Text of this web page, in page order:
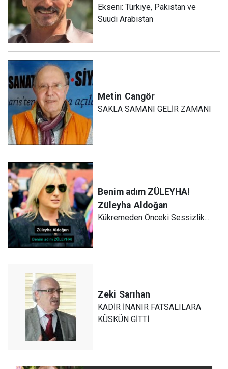
Ekseni: Türkiye, Pakistan ve
Suudi Arabistan
Metin Cangör
SAKLA SAMANI GELİR ZAMANI
Benim adım ZÜLEYHA!
Züleyha Aldoğan
Kükremeden Önceki Sessizlik...
Zeki Sarıhan
KADİR İNANIR FATSALILARA
KÜSKÜN GİTTİ